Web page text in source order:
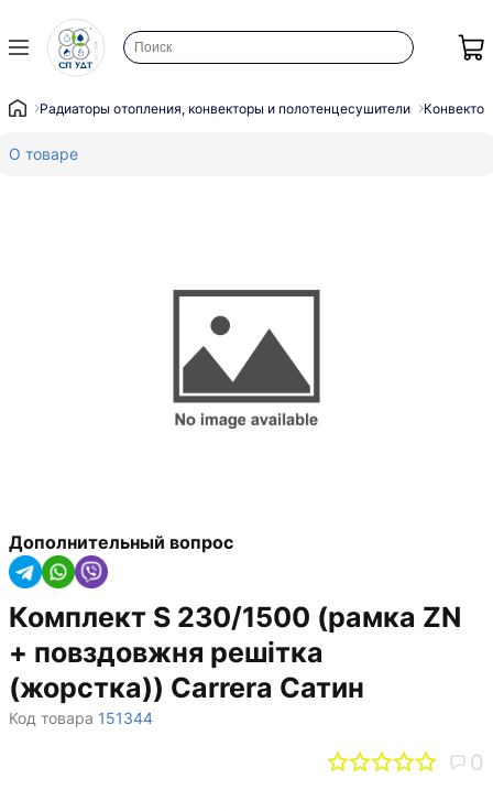
Радиаторы отопления, конвекторы и полотенцесушители
О товаре
Дополнительный вопрос
Комплект S 230/1500 (рамка ZN
+ повздовжня решітка
(жорстка)) Carrera Сатин
Код товара 151344
0